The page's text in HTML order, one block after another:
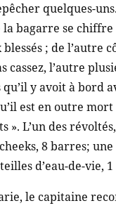
quelques-
bagarre se
; de
cassez, l’autre
y avoit à bord
est en outre
». L’un des
8 barres;
d’eau-de-vie,
le capitaine